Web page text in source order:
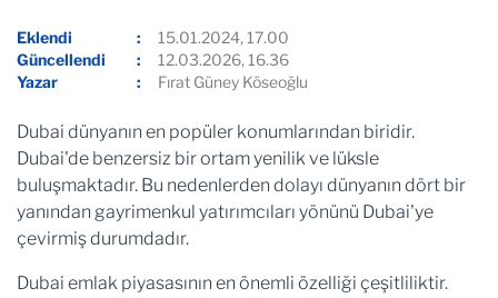
Eklendi
15.01.2024, 17.00
Güncellendi
12.03.2026, 16.36
Yazar
Fırat Güney Köseoğlu
Dubai dünyanın en popüler konumlarından biridir.
Dubai'de benzersiz bir ortam yenilik ve lüksle
buluşmaktadır. Bu nedenlerden dolayı dünyanın dört bir
yanından gayrimenkul yatırımcıları yönünü Dubai'ye
çevirmiş durumdadır.
Dubai emlak piyasasının en önemli özelliği çeşitliliktir.